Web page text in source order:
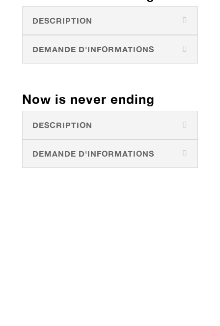
DESCRIPTION
DEMANDE D'INFORMATIONS
Now is never ending
DESCRIPTION
DEMANDE D'INFORMATIONS